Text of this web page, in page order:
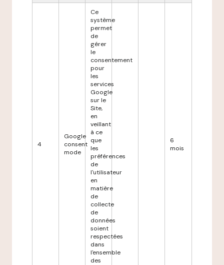
4
Google
consent
mode
Ce
système
permet
de
gérer
le
consentement
pour
les
services
Google
sur le
Site,
en
veillant
à ce
que
les
préférences
de
l'utilisateur
en
matière
de
collecte
de
données
soient
respectées
dans
l'ensemble
des
6
mois